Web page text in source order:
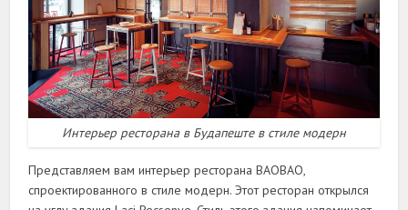
Интерьер ресторана в Будапеште в стиле модерн
Представляем вам интерьер ресторана BAOBAO,
спроектированного в стиле модерн. Этот ресторан открылся